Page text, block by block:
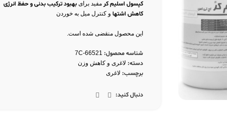
کپسول اسلیم کر مفید برایبهبود ترکیب بدنی و حفظ انرژی
کاهش اشتها و کنترل میل به خوردن
این محصول منقضی شده است.
شناسه محصول: 7C-66521
دسته: لاغری و کاهش وزن
برچسب: لاغری
دنبال کنید: